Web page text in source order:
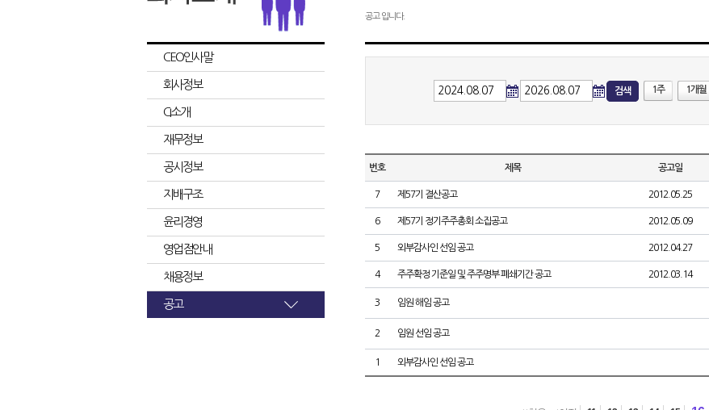
CEO인사말
회사정보
CI소개
재무정보
공시정보
지배구조
윤리경영
영업점안내
채용정보
공고
공고 입니다.
검색 1주 1개월
번호 제목 공고일
7 제57기 결산공고 2012.05.25
6 제57기 정기주주총회 소집공고 2012.05.09
5 외부감사인 선임 공고 2012.04.27
4 주주확정 기준일 및 주주명부 폐쇄기간 공고 2012.03.14
3 임원 해임 공고
2 임원 선임 공고
1 외부감사인 선임 공고